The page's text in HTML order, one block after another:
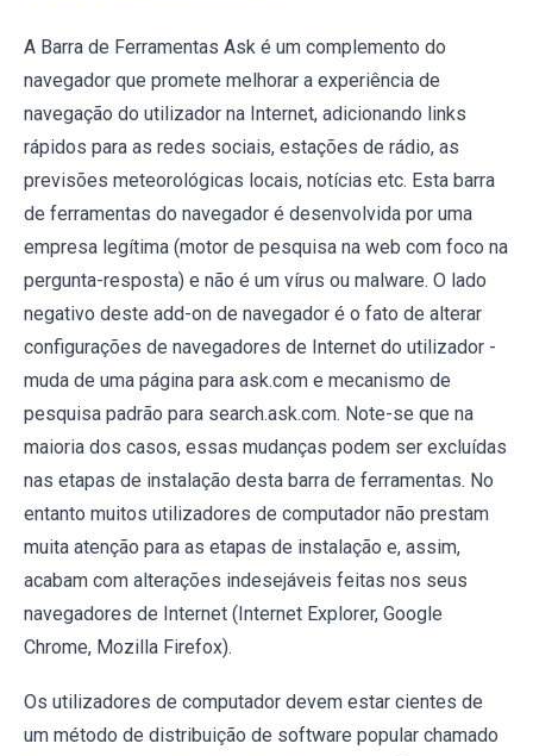
A Barra de Ferramentas Ask é um complemento do
navegador que promete melhorar a experiência de
navegação do utilizador na Internet, adicionando links
rápidos para as redes sociais, estações de rádio, as
previsões meteorológicas locais, notícias etc. Esta barra
de ferramentas do navegador é desenvolvida por uma
empresa legítima (motor de pesquisa na web com foco na
pergunta-resposta) e não é um vírus ou malware. O lado
negativo deste add-on de navegador é o fato de alterar
configurações de navegadores de Internet do utilizador -
muda de uma página para ask.com e mecanismo de
pesquisa padrão para search.ask.com. Note-se que na
maioria dos casos, essas mudanças podem ser excluídas
nas etapas de instalação desta barra de ferramentas. No
entanto muitos utilizadores de computador não prestam
muita atenção para as etapas de instalação e, assim,
acabam com alterações indesejáveis feitas nos seus
navegadores de Internet (Internet Explorer, Google
Chrome, Mozilla Firefox).
Os utilizadores de computador devem estar cientes de
um método de distribuição de software popular chamado